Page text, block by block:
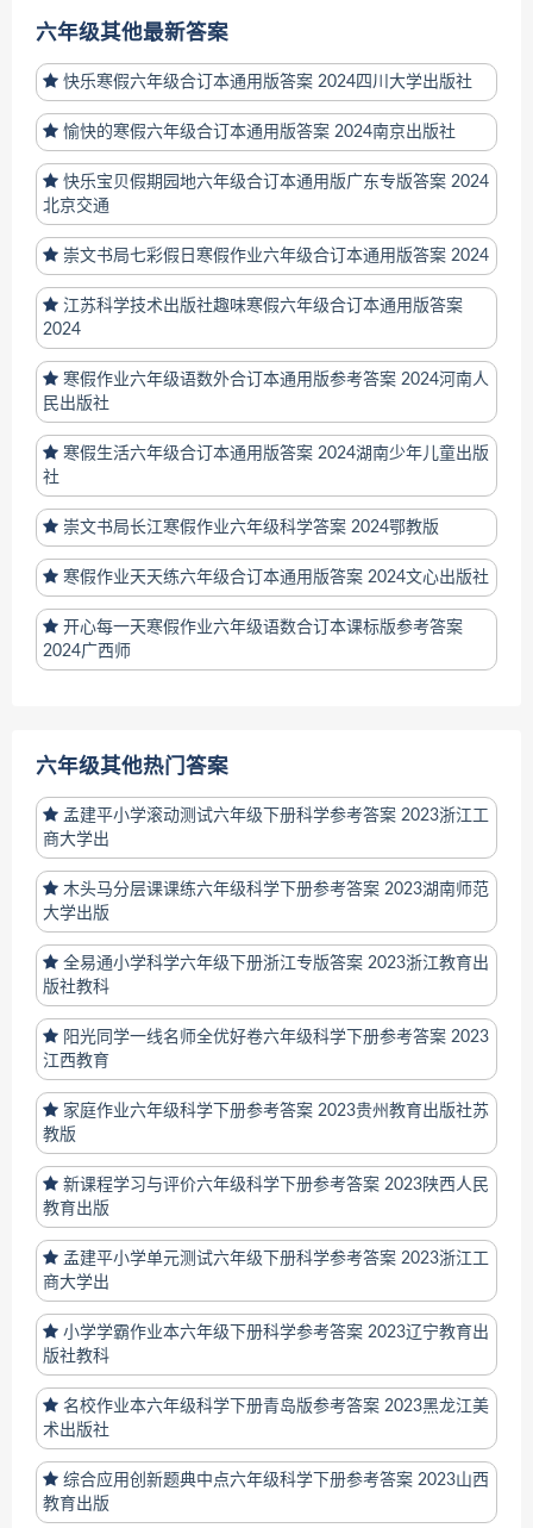
六年级其他最新答案
快乐寒假六年级合订本通用版答案 2024四川大学出版社
愉快的寒假六年级合订本通用版答案 2024南京出版社
快乐宝贝假期园地六年级合订本通用版广东专版答案 2024
北京交通
崇文书局七彩假日寒假作业六年级合订本通用版答案 2024
江苏科学技术出版社趣味寒假六年级合订本通用版答案
2024
寒假作业六年级语数外合订本通用版参考答案 2024河南人
民出版社
寒假生活六年级合订本通用版答案 2024湖南少年儿童出版
社
崇文书局长江寒假作业六年级科学答案 2024鄂教版
寒假作业天天练六年级合订本通用版答案 2024文心出版社
开心每一天寒假作业六年级语数合订本课标版参考答案
2024广西师
六年级其他热门答案
孟建平小学滚动测试六年级下册科学参考答案 2023浙江工
商大学出
木头马分层课课练六年级科学下册参考答案 2023湖南师范
大学出版
全易通小学科学六年级下册浙江专版答案 2023浙江教育出
版社教科
阳光同学一线名师全优好卷六年级科学下册参考答案 2023
江西教育
家庭作业六年级科学下册参考答案 2023贵州教育出版社苏
教版
新课程学习与评价六年级科学下册参考答案 2023陕西人民
教育出版
孟建平小学单元测试六年级下册科学参考答案 2023浙江工
商大学出
小学学霸作业本六年级下册科学参考答案 2023辽宁教育出
版社教科
名校作业本六年级科学下册青岛版参考答案 2023黑龙江美
术出版社
综合应用创新题典中点六年级科学下册参考答案 2023山西
教育出版